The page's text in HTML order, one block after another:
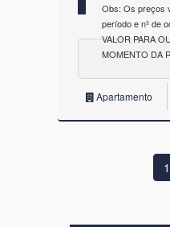
Obs: Os preços
período e nº de
VALOR PARA
MOMENTO DA
Apartamento
1